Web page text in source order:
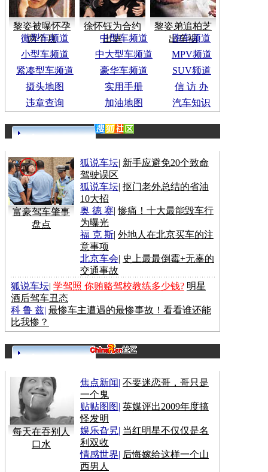
黎姿被曝怀孕
两个月
徐怀钰为合约
出庭
黎姿弟追柏芝
出车祸
微型车频道 中型车频道
跑车频道
小型车频道
中大型车频道
MPV频道
紧凑型车频道
豪华车频道
SUV频道
摄头地图
实用手册
信 访 办
违章查询
加油地图 汽车知识
富豪驾车肇事
盘点
狐说车坛| 新手应避免20个致命
驾驶误区
狐说车坛| 抠门老外总结的省油
10大招
奥 德 赛|惨痛！十大最能毁车行
为曝光
福 克 斯| 外地人在北京买车的注
意事项
北京车会| 史上最最倒霉+无辜的
交通事故
狐说车坛| 学驾照 你贿赂驾校教练多少钱? 明星
酒后驾车丑态
科 鲁 兹| 最惨车主遭遇的最惨事故！看看谁还能
比我惨？
每天在吞别人
口水
焦点新闻| 不要迷恋哥，哥只是
一个鬼
贴贴图图| 英媒评出2009年度搞
怪发明
娱乐旮旯 | 当红明星不仅仅是名
利双收
情感世界| 后悔嫁给这样一个山
西男人